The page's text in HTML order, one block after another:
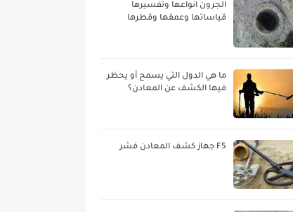
الجرون انواعها وتفسيرها
قياساتها وعمقها وقطرها
ما هي الدول التي يسمح أو يحظر
فيها الكشف عن المعادن؟
F5 جهاز كشف المعادن فشر